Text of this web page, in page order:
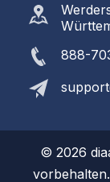
888-
© 2026
vorbehalten.